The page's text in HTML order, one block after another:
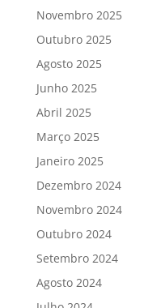
Novembro 2025
Outubro 2025
Agosto 2025
Junho 2025
Abril 2025
Março 2025
Janeiro 2025
Dezembro 2024
Novembro 2024
Outubro 2024
Setembro 2024
Agosto 2024